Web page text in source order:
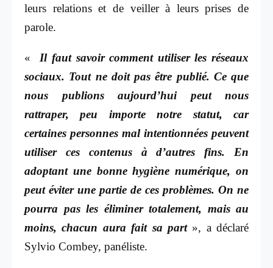
leurs relations et de veiller à leurs prises de
parole.
«
Il faut savoir comment utiliser les réseaux
sociaux. Tout ne doit pas être publié. Ce que
nous publions aujourd’hui peut nous
rattraper, peu importe notre statut, car
certaines personnes mal intentionnées peuvent
utiliser ces contenus à d’autres fins. En
adoptant une bonne hygiène numérique, on
peut éviter une partie de ces problèmes. On ne
pourra pas les éliminer totalement, mais au
moins, chacun aura fait sa part », a déclaré
Sylvio Combey, panéliste.